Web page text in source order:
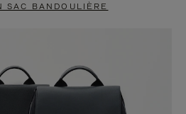
SAC BANDOULIÈRE